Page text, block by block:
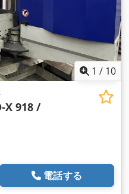
1 / 10
X 918 /
電話する